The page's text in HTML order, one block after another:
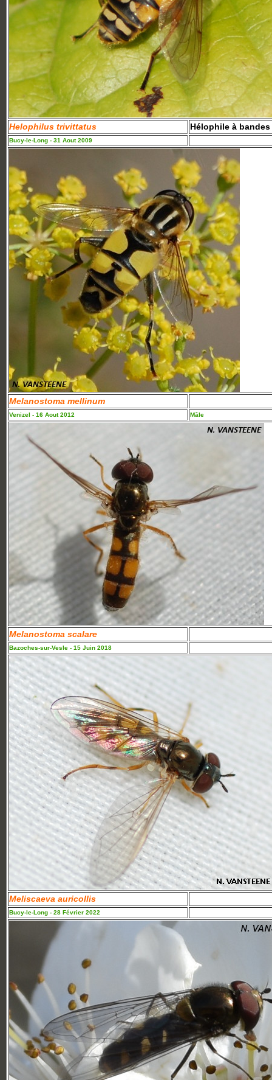
Helophilus trivittatus Hélophile à
Bucy-le-Long - 31 Aout 2009
Melanostoma mellinum
Venizel - 16 Aout 2012 Mâle
Melanostoma scalare
Bazoches-sur-Vesle - 15 Juin 2018
Meliscaeva auricollis
Bucy-le-Long - 28 Février 2022